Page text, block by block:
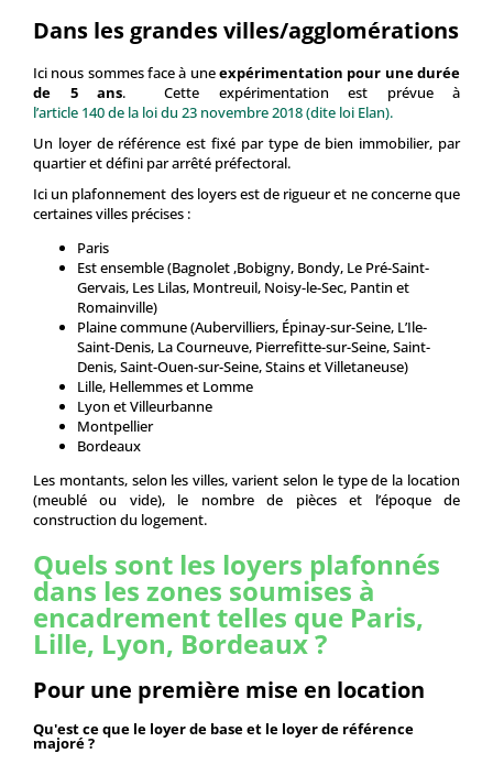
Dans les grandes villes/agglomérations
Ici nous sommes face à uneexpérimentation pour une durée
de 5 ans. Cette expérimentation est prévue à
l’article 140 de la loi du 23 novembre 2018 (dite loi Elan).
Un loyer de référence est fixé par type de bien immobilier, par
quartier et défini par arrêté préfectoral.
Ici un plafonnement des loyers est de rigueur et ne concerne que
certaines villes précises :
Paris
Est ensemble (Bagnolet ,Bobigny, Bondy, Le Pré-Saint-
Gervais, Les Lilas, Montreuil, Noisy-le-Sec, Pantin et
Romainville)
Plaine commune (Aubervilliers, Épinay-sur-Seine, L’Ile-
Saint-Denis, La Courneuve, Pierrefitte-sur-Seine, Saint-
Denis, Saint-Ouen-sur-Seine, Stains et Villetaneuse)
Lille, Hellemmes et Lomme
Lyon et Villeurbanne
Montpellier
Bordeaux
Les montants, selon les villes, varient selon le type de la location
(meublé ou vide), le nombre de pièces et l’époque de
construction du logement.
Quels sont les loyers plafonnés
dans les zones soumises à
encadrement telles que Paris,
Lille, Lyon, Bordeaux ?
Pour une première mise en location
Qu'est ce que le loyer de base et le loyer de référence
majoré ?